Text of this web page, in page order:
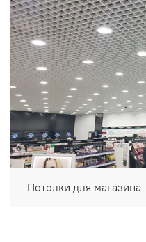
Потолки для магазина